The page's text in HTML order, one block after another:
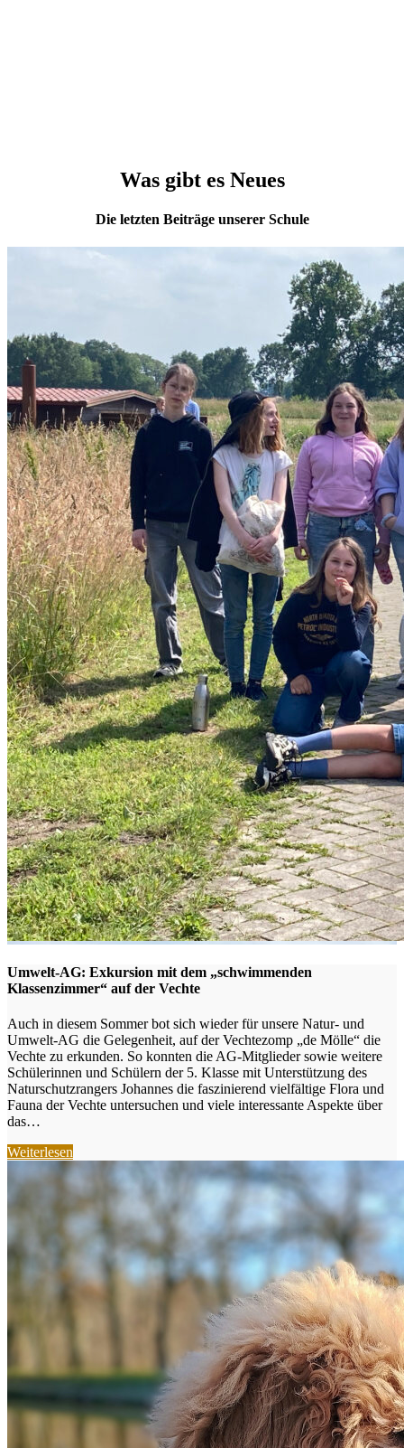
Was gibt es Neues
Die letzten Beiträge unserer Schule
Umwelt-AG: Exkursion mit dem „schwimmenden
Klassenzimmer“ auf der Vechte
Auch in diesem Sommer bot sich wieder für unsere Natur- und
Umwelt-AG die Gelegenheit, auf der Vechtezomp „de Mölle“ die
Vechte zu erkunden. So konnten die AG-Mitglieder sowie weitere
Schülerinnen und Schülern der 5. Klasse mit Unterstützung des
Naturschutzrangers Johannes die faszinierend vielfältige Flora und
Fauna der Vechte untersuchen und viele interessante Aspekte über
das…
Weiterlesen